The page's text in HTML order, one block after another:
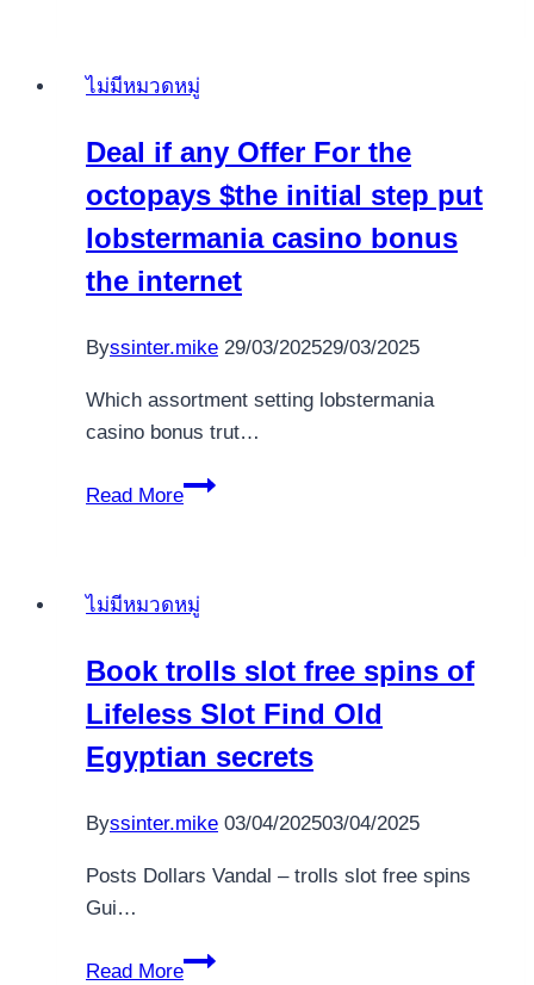
Analyse
ไม่มีหมวดหมู่
Deal if any Offer For the
octopays $the initial step put
lobstermania casino bonus
the internet
Byssinter.mike 29/03/202529/03/2025
Which assortment setting lobstermania
casino bonus trut…
Read More
Deal
For
octopays
$the
step
lobstermania
casino
internet
ไม่มีหมวดหมู่
Book trolls slot free spins of
Lifeless Slot Find Old
Egyptian secrets
Byssinter.mike 03/04/202503/04/2025
Posts Dollars Vandal – trolls slot free spins
Gui…
Read More
Book